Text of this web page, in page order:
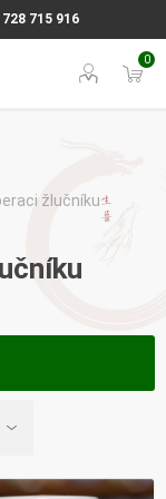
715 916
0
žlučníku